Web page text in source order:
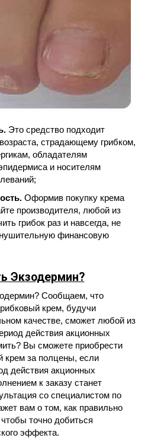
Это средство подходит
страдающему грибком,
обладателям
и носителям
Оформив покупку крема
производителя, любой из
грибок раз и навсегда, не
финансовую
Экзодермин?
Сообщаем, что
крем, будучи
качестве, сможет любой из
действия акционных
Вы сможете приобрести
крем за полцены, если
действия акционных
к заказу станет
со специалистом по
вам о том, как правильно
точно добиться
эффекта.